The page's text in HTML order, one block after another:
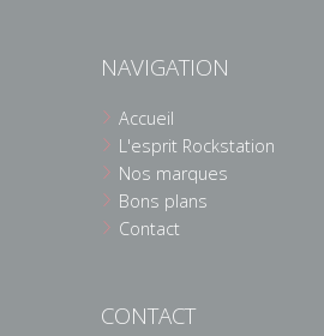
NAVIGATION
Accueil
L'esprit Rockstation
Nos marques
Bons plans
Contact
CONTACT